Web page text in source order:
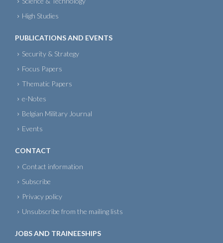
High Studies
PUBLICATIONS AND EVENTS
Security & Strategy
Focus Papers
Thematic Papers
e-Notes
Belgian Military Journal
Events
CONTACT
Contact information
Subscribe
Privacy policy
Unsubscribe from the mailing lists
JOBS AND TRAINEESHIPS